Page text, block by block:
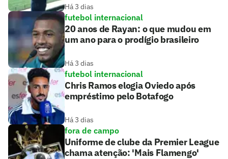
Há 3 dias
futebol internacional
20 anos de Rayan: o que mudou em
um ano para o prodígio brasileiro
Há 3 dias
futebol internacional
Chris Ramos elogia Oviedo após
empréstimo pelo Botafogo
Há 3 dias
fora de campo
Uniforme de clube da Premier League
chama atenção: 'Mais Flamengo'